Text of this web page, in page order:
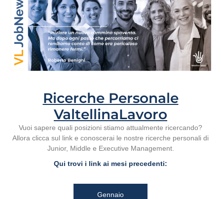
Ricerche Personale
ValtellinaLavoro
Vuoi sapere quali posizioni stiamo attualmente ricercando?
Allora clicca sul link e conoscerai le nostre ricerche personali di
Junior, Middle e Executive Management.
Qui trovi i link ai mesi precedenti:
Gennaio